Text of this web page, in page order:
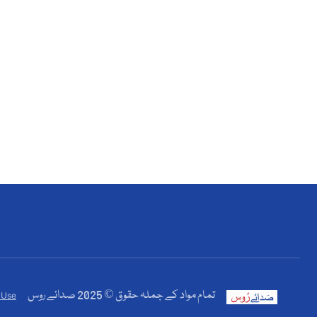
تمام مواد کے جملہ حقوق © 2025 صدائے روس